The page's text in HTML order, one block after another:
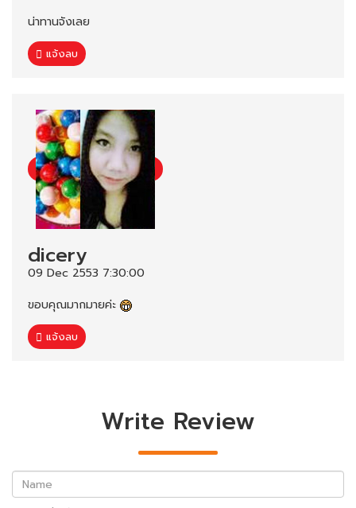
น่าทานจังเลย
แจ้งลบ
dicery
09 Dec 2553 7:30:00
ขอบคุณมากมายค่ะ
แจ้งลบ
Write Review
Name